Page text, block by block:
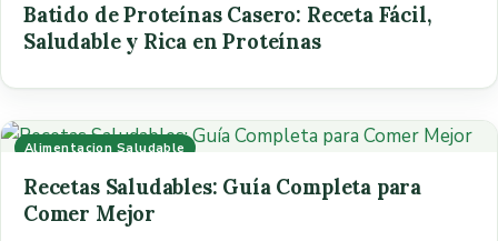
Batido de Proteínas Casero: Receta Fácil,
Saludable y Rica en Proteínas
Alimentacion Saludable
Recetas Saludables: Guía Completa para
Comer Mejor